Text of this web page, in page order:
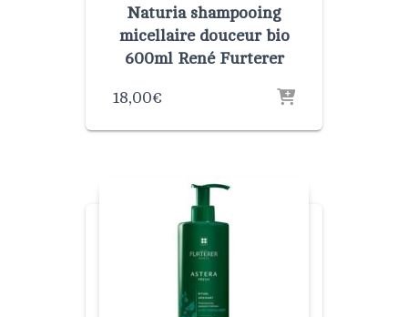
Naturia shampooing
micellaire douceur bio
600ml René Furterer
18,00€